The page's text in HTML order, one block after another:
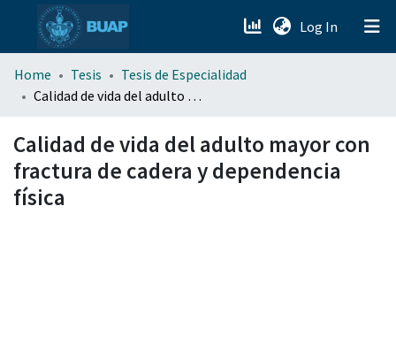
Log In (current)
menu.section.about_menu
Home Tesis
Tesis de Especialidad
Calidad de vida del adulto mayor con fractura de cadera y dependencia física
Calidad de vida del adulto mayor con
fractura de cadera y dependencia
física